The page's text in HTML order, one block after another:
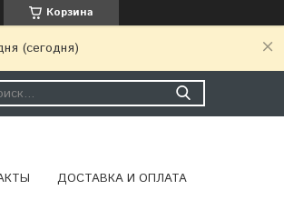
Корзина
(сегодня)
ДОСТАВКА И ОПЛАТА